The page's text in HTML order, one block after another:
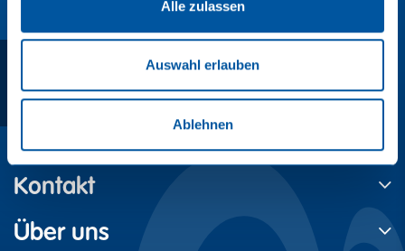
Alle zulassen
Auswahl erlauben
Ablehnen
Kontakt
Über uns